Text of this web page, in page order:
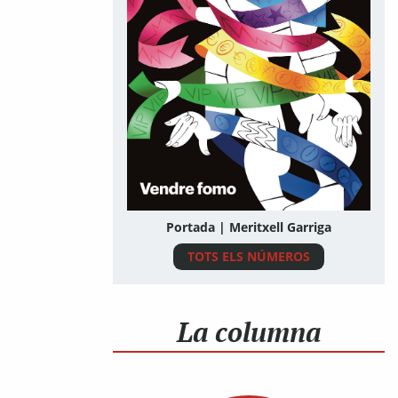
Portada | Meritxell Garriga
TOTS ELS NÚMEROS
La columna